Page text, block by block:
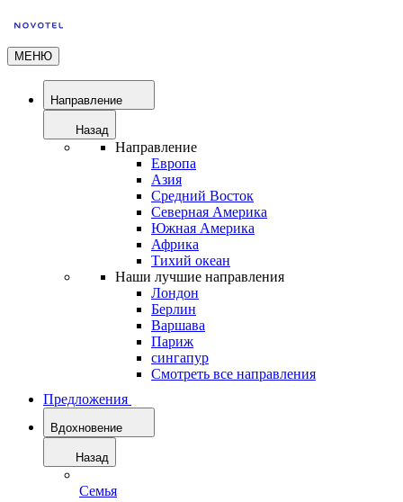
МЕНЮ
Направление
Назад
Направление
Европа
Азия
Средний Восток
Северная Америка
Южная Америка
Африка
Тихий океан
Наши лучшие направления
Лондон
Берлин
Варшава
Париж
сингапур
Смотреть все направления
Предложения
Вдохновение
Назад
Семья